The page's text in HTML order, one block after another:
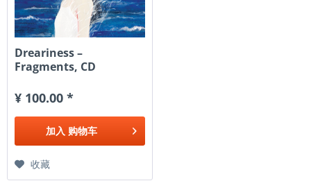
Dreariness –
Fragments, CD
¥ 100.00 *
加入 购物车
收藏